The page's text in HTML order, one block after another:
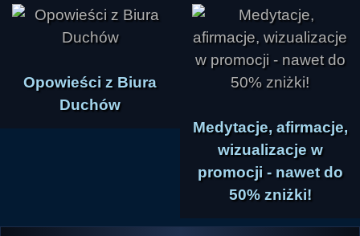
Opowieści z Biura
Duchów
Medytacje, afirmacje,
wizualizacje w
promocji - nawet do
50% zniżki!